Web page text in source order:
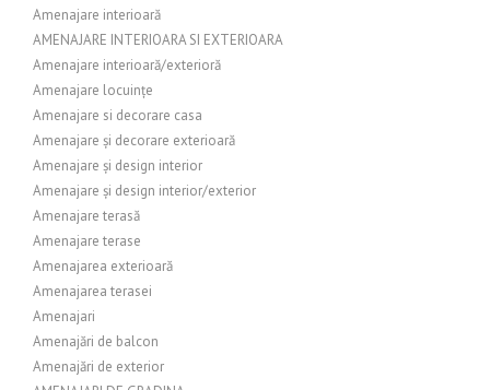
Amenajare interioară
AMENAJARE INTERIOARA SI EXTERIOARA
Amenajare interioară/exterioră
Amenajare locuințe
Amenajare si decorare casa
Amenajare și decorare exterioară
Amenajare și design interior
Amenajare și design interior/exterior
Amenajare terasă
Amenajare terase
Amenajarea exterioară
Amenajarea terasei
Amenajari
Amenajări de balcon
Amenajări de exterior